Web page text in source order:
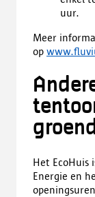
uur.
Meer
op
Het EcoHuis
Energie en